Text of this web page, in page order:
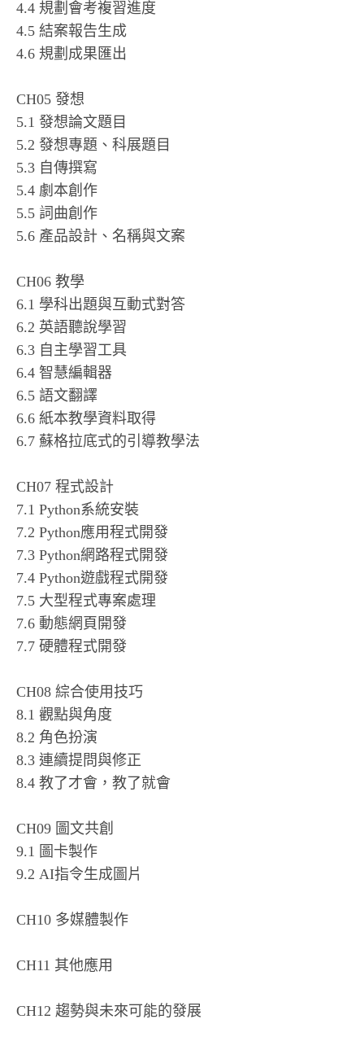
4.4 規劃會考複習進度
4.5 結案報告生成
4.6 規劃成果匯出
CH05 發想
5.1 發想論文題目
5.2 發想專題、科展題目
5.3 自傳撰寫
5.4 劇本創作
5.5 詞曲創作
5.6 產品設計、名稱與文案
CH06 教學
6.1 學科出題與互動式對答
6.2 英語聽說學習
6.3 自主學習工具
6.4 智慧編輯器
6.5 語文翻譯
6.6 紙本教學資料取得
6.7 蘇格拉底式的引導教學法
CH07 程式設計
7.1 Python系統安裝
7.2 Python應用程式開發
7.3 Python網路程式開發
7.4 Python遊戲程式開發
7.5 大型程式專案處理
7.6 動態網頁開發
7.7 硬體程式開發
CH08 綜合使用技巧
8.1 觀點與角度
8.2 角色扮演
8.3 連續提問與修正
8.4 教了才會，教了就會
CH09 圖文共創
9.1 圖卡製作
9.2 AI指令生成圖片
CH10 多媒體製作
CH11 其他應用
CH12 趨勢與未來可能的發展